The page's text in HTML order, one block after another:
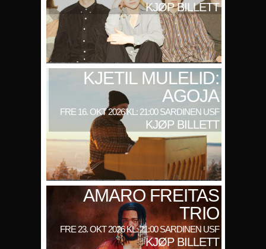
KJØP BILLETT
KJETIL MULELID:
AGOJA
FRE 16. OKT 2026 KL: 21:00 SARDINEN USF
KJØP BILLETT
AMARO FREITAS
TRIO
FRE 23. OKT 2026 KL: 21:00 SARDINEN USF
KJØP BILLETT